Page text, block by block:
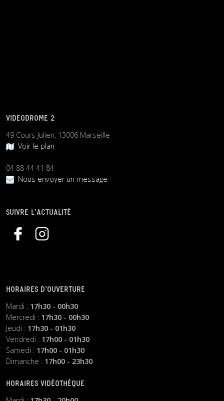
VIDEODROME 2
49 Cours Julien, 13006 Marseille
Voir le plan
04 88 44 41 84
Nous envoyer un message
SUIVRE L’ACTUALITÉ
HORAIRES D’OUVERTURE
Mardi : 17h30 - 00h30
Mercredi : 17h30 - 00h30
Jeudi : 17h30 - 01h30
Vendredi : 17h00 - 01h30
Samedi : 17h00 - 01h30
Dimanche : 17h00 - 23h30
HORAIRES VIDÉOTHÈQUE